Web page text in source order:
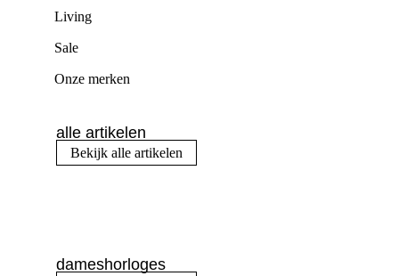
Living
Sale
Onze merken
alle artikelen
Bekijk alle artikelen
dameshorloges